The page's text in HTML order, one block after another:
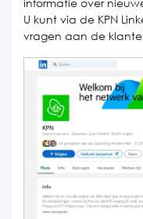
informatie over
U kunt via de KPN
vragen aan de